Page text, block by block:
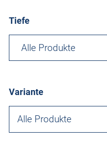
Tiefe
Variante
Alle Produkte